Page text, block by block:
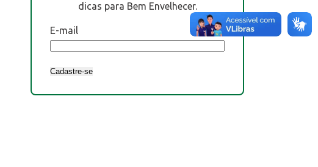
dicas para Bem Envelhecer.
E-mail
Cadastre-se